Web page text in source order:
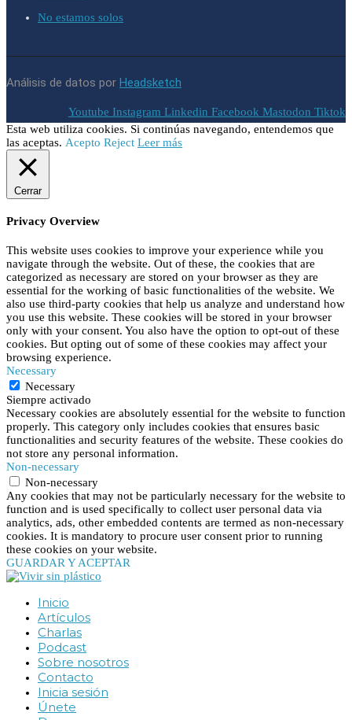
No estamos solos
Análisis de datos por Headsketch
Youtube Instagram Linkedin Facebook Mastodon Tiktok
Esta web utiliza cookies. Si continúas navegando, entendemos que
las aceptas. Acepto Reject Leer más
Cerrar
Privacy Overview
This website uses cookies to improve your experience while you
navigate through the website. Out of these, the cookies that are
categorized as necessary are stored on your browser as they are
essential for the working of basic functionalities of the website. We
also use third-party cookies that help us analyze and understand how
you use this website. These cookies will be stored in your browser
only with your consent. You also have the option to opt-out of these
cookies. But opting out of some of these cookies may affect your
browsing experience.
Necessary
Necessary
Siempre activado
Necessary cookies are absolutely essential for the website to function
properly. This category only includes cookies that ensures basic
functionalities and security features of the website. These cookies do
not store any personal information.
Non-necessary
Non-necessary
Any cookies that may not be particularly necessary for the website to
function and is used specifically to collect user personal data via
analytics, ads, other embedded contents are termed as non-necessary
cookies. It is mandatory to procure user consent prior to running
these cookies on your website.
GUARDAR Y ACEPTAR
Inicio
Artículos
Charlas
Podcast
Sobre nosotros
Contacto
Inicia sesión
Únete